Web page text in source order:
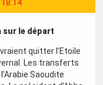
sur le départ
quitter l’Etoile
Les transferts
Saoudite